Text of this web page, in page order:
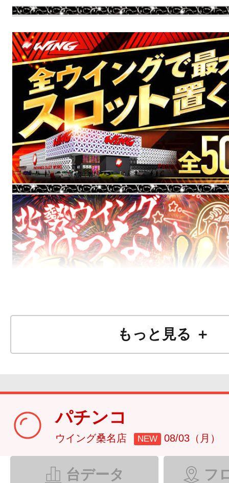
もっと見る ＋
パチンコ
ウイング桑名店 NEW 08/03（月）
台データ フ